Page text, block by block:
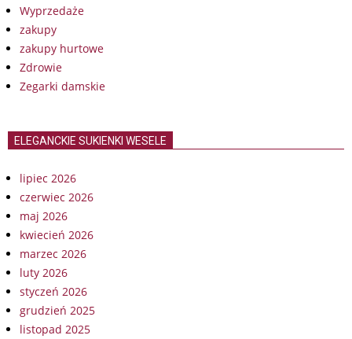
Wyprzedaże
zakupy
zakupy hurtowe
Zdrowie
Zegarki damskie
ELEGANCKIE SUKIENKI WESELE
lipiec 2026
czerwiec 2026
maj 2026
kwiecień 2026
marzec 2026
luty 2026
styczeń 2026
grudzień 2025
listopad 2025